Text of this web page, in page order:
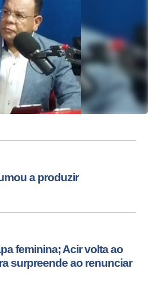
a produzir
feminina; Acir volta ao
surpreende ao renunciar